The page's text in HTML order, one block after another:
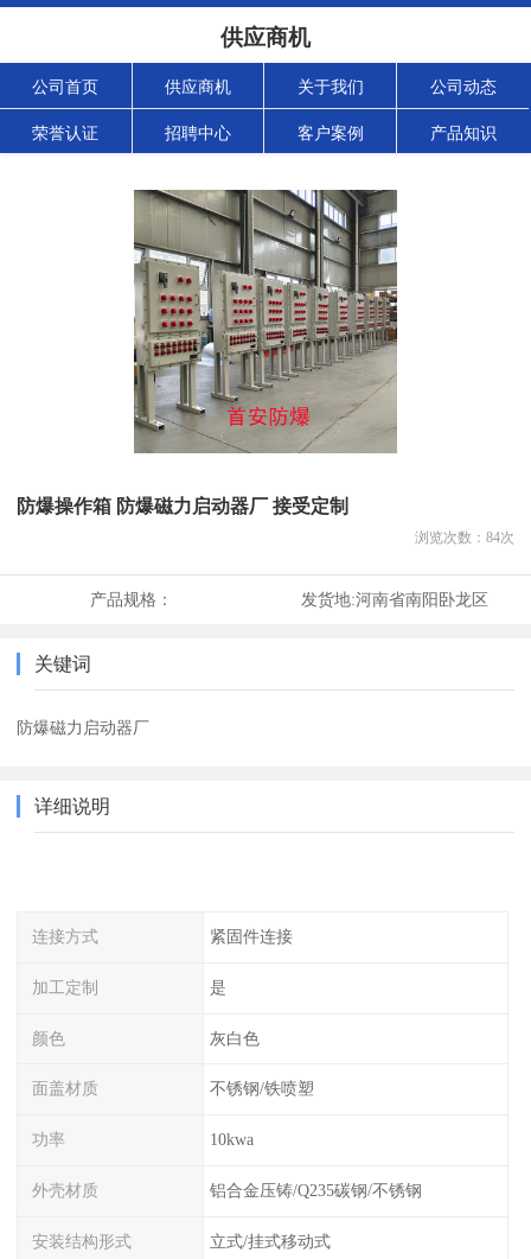
供应商机
公司首页 供应商机 关于我们 公司动态
荣誉认证 招聘中心 客户案例 产品知识
防爆操作箱 防爆磁力启动器厂 接受定制
浏览次数： 84次
产品规格： 发货地:河南省南阳卧龙区
关键词
防爆磁力启动器厂
详细说明
连接方式 紧固件连接
加工定制 是
颜色 灰白色
面盖材质 不锈钢/铁喷塑
功率 10kwa
外壳材质 铝合金压铸/Q235碳钢/不锈钢
安装结构形式 立式/挂式移动式